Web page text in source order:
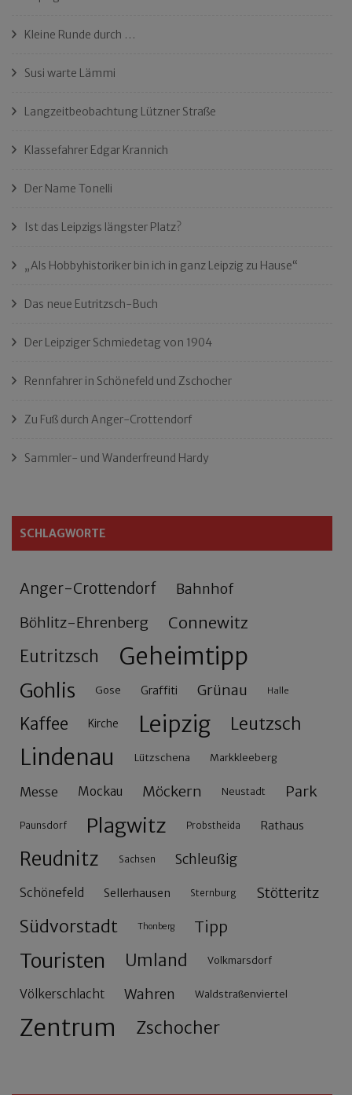
Kleine Runde durch …
Susi warte Lämmi
Langzeitbeobachtung Lützner Straße
Klassefahrer Edgar Krannich
Der Name Tonelli
Ist das Leipzigs längster Platz?
„Als Hobbyhistoriker bin ich in ganz Leipzig zu Hause“
Das neue Eutritzsch-Buch
Der Leipziger Schmiedetag von 1904
Rennfahrer in Schönefeld und Zschocher
Zu Fuß durch Anger-Crottendorf
Sammler- und Wanderfreund Hardy
SCHLAGWORTE
Anger-Crottendorf Bahnhof
Böhlitz-Ehrenberg Connewitz
Eutritzsch Geheimtipp
Gohlis Gose Graffiti Grünau Halle
Kaffee Kirche Leipzig Leutzsch
Lindenau Lützschena Markkleeberg
Messe Mockau Möckern Neustadt Park
Paunsdorf Plagwitz Probstheida Rathaus
Reudnitz Sachsen Schleußig
Schönefeld Sellerhausen Sternburg Stötteritz
Südvorstadt Thonberg Tipp
Touristen Umland Volkmarsdorf
Völkerschlacht Wahren Waldstraßenviertel
Zentrum Zschocher